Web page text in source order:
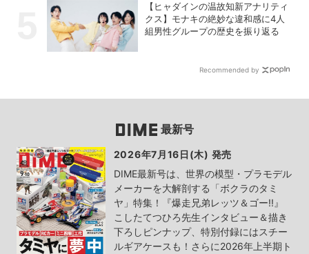
【ヒャダインの温故知新アナリティ
クス】モナキの絶妙な違和感に4人
組男性グループの歴史を振り返る
Recommended by
最新号
2026年7月16日(木) 発売
DIME最新号は、世界の模型・プラモデル
メーカーを大解剖する「ボクラのタミ
ヤ」特集！『爆走兄弟レッツ＆ゴー!!』
こしたてつひろ先生インタビュー＆描き
下ろしピンナップ、特別付録にはスチー
ルギアケースも！さらに2026年上半期ト